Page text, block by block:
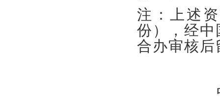
注：上述
份），经
合办审核